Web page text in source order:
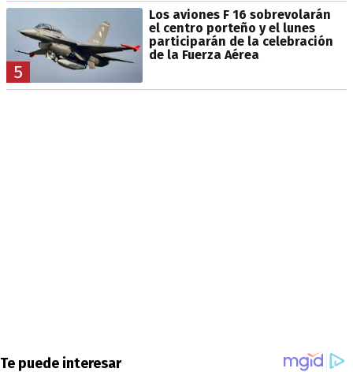
5
Los aviones F 16 sobrevolarán
el centro porteño y el lunes
participarán de la celebración
de la Fuerza Aérea